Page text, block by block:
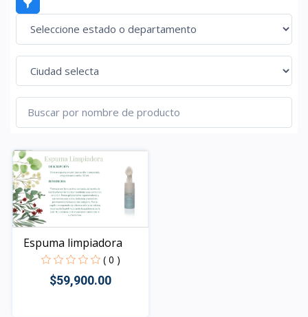
Espuma limpiadora
( 0 )
$59,900.00